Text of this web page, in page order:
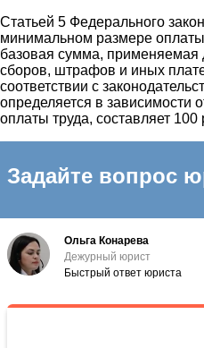
Статьей 5 Федерального
минимальном размере оплаты
базовая сумма, применяемая
сборов, штрафов и иных
соответствии с
определяется в зависимости
оплаты труда, составляет 100